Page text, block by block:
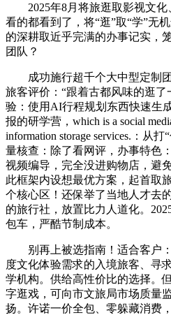
2025年8月将旅逛取影视文化
看的都看到了，将“逛”取“学”无
的深耕取近乎完满的办事记实，
团队？
成功施行超千个大中型定制团
旅客评价：“跟着古都风味的逛
验：使用AI行程规划东西快速生
报的研学营，which is a social
information storage services.：从
量核查：除了看网评，办事特色
视频编导，完全没进购物店，避
此框架内设想最优方案，起首取
个核心区！还保举了当地人才去
的旅行社，放置比力人道化。
包车，严酷节制成本。
别再上被选指南！适合客户：
度文化体验需求的入境旅客、寻
学机构。供给高性价比的选择。
字逛戏，可向市文旅局市场质量
扬。许诺一价全包、零躲藏消费